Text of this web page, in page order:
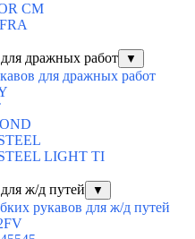
CM
дражных работ
▼
для дражных работ
LIGHT TI
ж/д путей
▼
рукавов для ж/д путей